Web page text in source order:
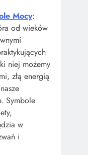
Mocy:
od wieków
niej możemy
złą energią
Symbole
w
i